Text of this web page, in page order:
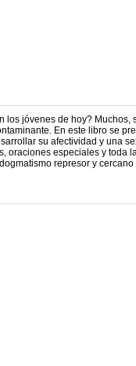
jóvenes de hoy?
En este libro se
su afectividad y una
oraciones especiales y toda
represor y